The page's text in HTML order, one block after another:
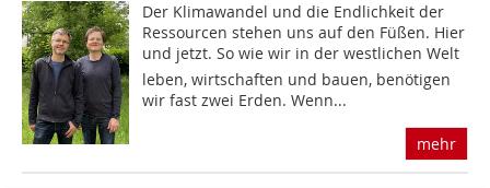
Der Klimawandel und die Endlichkeit der
Ressourcen stehen uns auf den Füßen. Hier
und jetzt. So wie wir in der westlichen Welt
leben, wirtschaften und bauen, benötigen
wir fast zwei Erden. Wenn...
mehr